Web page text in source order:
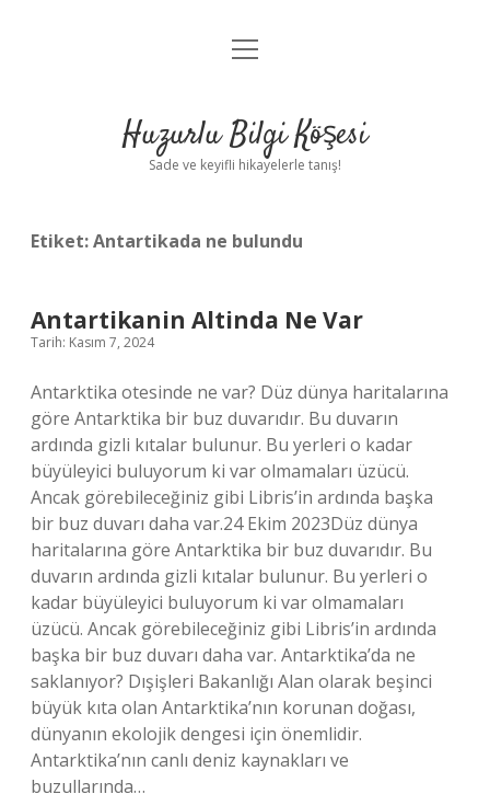
Anasayfa
Yasal Uyarı
menüyü
Huzurlu Bilgi Köşesi
Sade ve keyifli hikayelerle tanış!
Etiket:Antartikada ne bulundu
Antartikanin Altinda Ne Var
Tarih: Kasım 7, 2024
Antarktika otesinde ne var? Düz dünya haritalarına
göre Antarktika bir buz duvarıdır. Bu duvarın
ardında gizli kıtalar bulunur. Bu yerleri o kadar
büyüleyici buluyorum ki var olmamaları üzücü.
Ancak görebileceğiniz gibi Libris’in ardında başka
bir buz duvarı daha var.24 Ekim 2023Düz dünya
haritalarına göre Antarktika bir buz duvarıdır. Bu
duvarın ardında gizli kıtalar bulunur. Bu yerleri o
kadar büyüleyici buluyorum ki var olmamaları
üzücü. Ancak görebileceğiniz gibi Libris’in ardında
başka bir buz duvarı daha var. Antarktika’da ne
saklanıyor? Dışişleri Bakanlığı Alan olarak beşinci
büyük kıta olan Antarktika’nın korunan doğası,
dünyanın ekolojik dengesi için önemlidir.
Antarktika’nın canlı deniz kaynakları ve
buzullarında…